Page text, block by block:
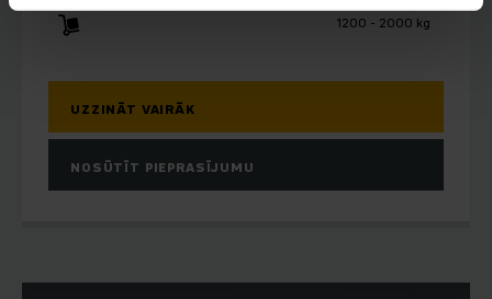
1200 - 2000 kg
UZZINĀT VAIRĀK
NOSŪTĪT PIEPRASĪJUMU